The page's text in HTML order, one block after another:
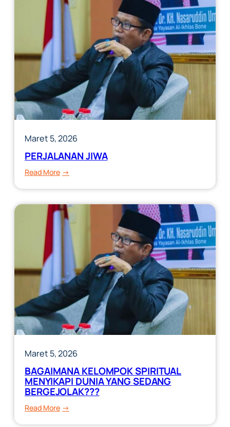
PERNAH
BERSUMPAH(Kajian
ilmiah
Amaliah
Dzikir
Nafas)
Maret 5, 2026
PERJALANAN JIWA
Read More:
Maret 5, 2026
BAGAIMANA KELOMPOK SPIRITUAL
MENYIKAPI DUNIA YANG SEDANG
BERGEJOLAK???
Read More: